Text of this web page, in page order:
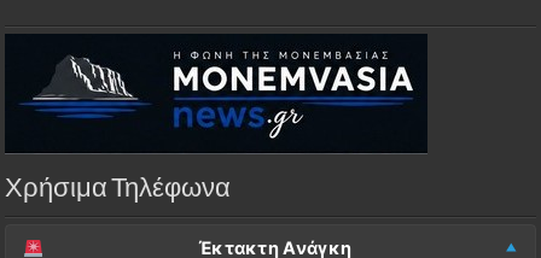
Χρήσιμα Τηλέφωνα
Έκτακτη Ανάγκη